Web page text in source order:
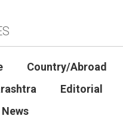
Country/Abroad
Editorial